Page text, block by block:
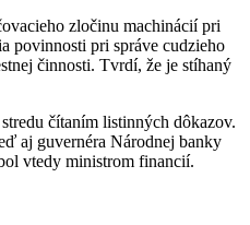
zločinu machinácií pri
povinnosti pri správe cudzieho
činnosti. Tvrdí, že je stíhaný
čítaním listinných dôkazov.
aj guvernéra Národnej banky
vtedy ministrom financií.